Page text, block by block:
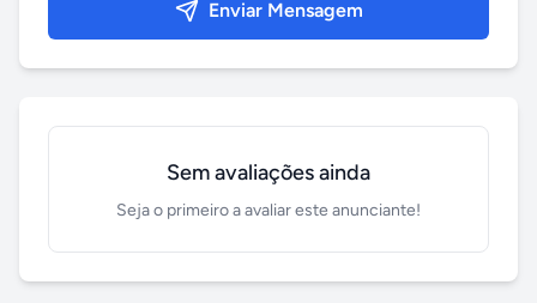
Enviar Mensagem
Sem avaliações ainda
Seja o primeiro a avaliar este anunciante!